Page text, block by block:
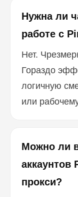
Нужна ли
работе с
Нет.
Гораздо
логичную
или
Можно ли
аккаунтов
прокси?